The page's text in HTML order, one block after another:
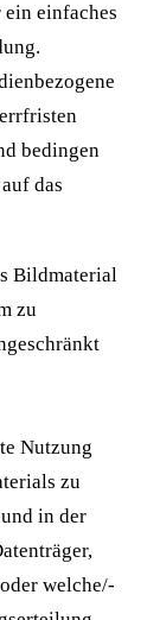
einfaches
bedingen
das
Bildmaterial
zu
Nutzung
zu
in der
welche/-